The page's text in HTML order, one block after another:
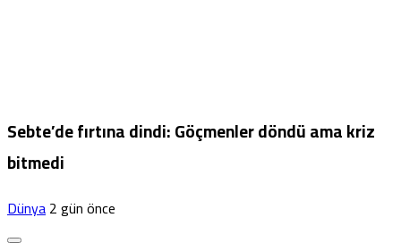
Sebte’de fırtına dindi: Göçmenler döndü ama kriz
bitmedi
Dünya2 gün önce